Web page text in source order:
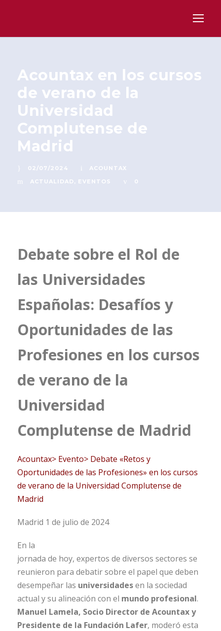
Acountax en los cursos
de verano de la
Universidad
Complutense de
Madrid
02/07/2024
ACOUNTAX
ACTUALIDAD , EVENTOS 0
Debate sobre el Rol de
las Universidades
Españolas: Desafíos y
Oportunidades de las
Profesiones en los cursos
de verano de la
Universidad
Complutense de Madrid
Acountax> Evento> Debate «Retos y
Oportunidades de las Profesiones» en los cursos
de verano de la Universidad Complutense de
Madrid
Madrid 1 de julio de 2024
En la
jornada de hoy, expertos de diversos sectores se
reunieron para debatir sobre el papel que deben
desempeñar las universidadesen la sociedad
actual y su alineación con el mundo profesional.
Manuel Lamela, Socio Director de Acountax y
Presidente de la Fundación Lafer, moderó esta